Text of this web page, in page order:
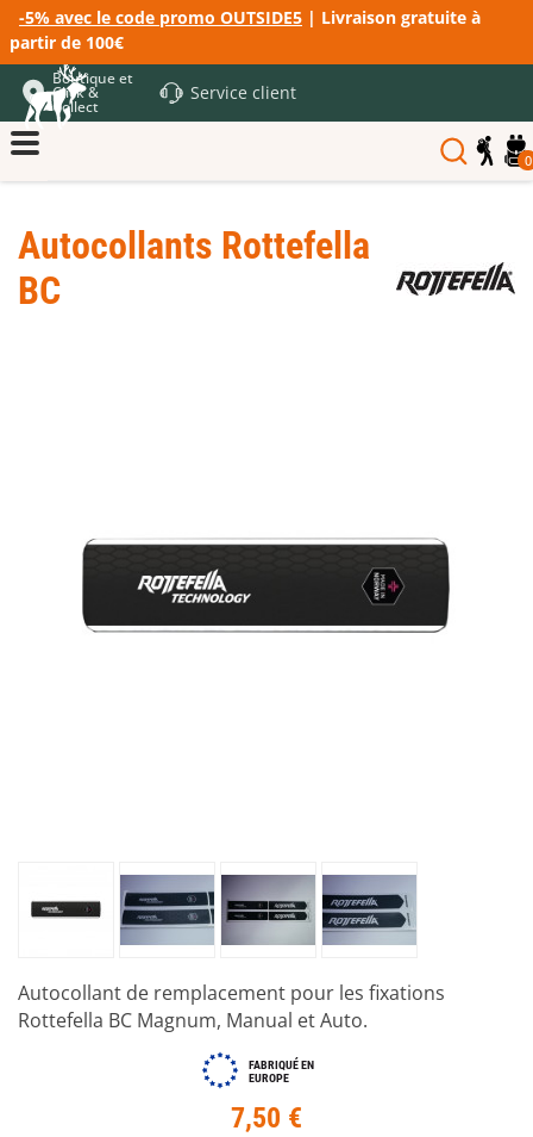
-5% avec le code promo OUTSIDE5 | Livraison gratuite à
partir de 100€
Boutique et
Click &
Collect
Service client
0
Autocollants Rottefella
BC
Autocollant de remplacement pour les fixations
Rottefella BC Magnum, Manual et Auto.
FABRIQUÉ EN
EUROPE
7,50 €